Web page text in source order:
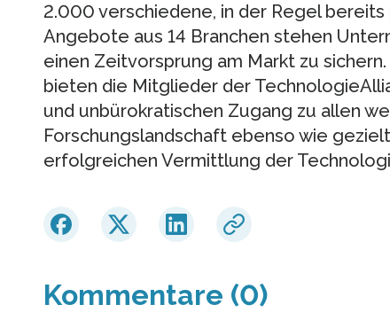
2.000 verschiedene, in der Regel
Angebote aus 14 Branchen stehen
einen Zeitvorsprung am Markt zu
bieten die Mitglieder der
und unbürokratischen Zugang zu allen
Forschungslandschaft ebenso wie
erfolgreichen Vermittlung der
Kommentare (0)